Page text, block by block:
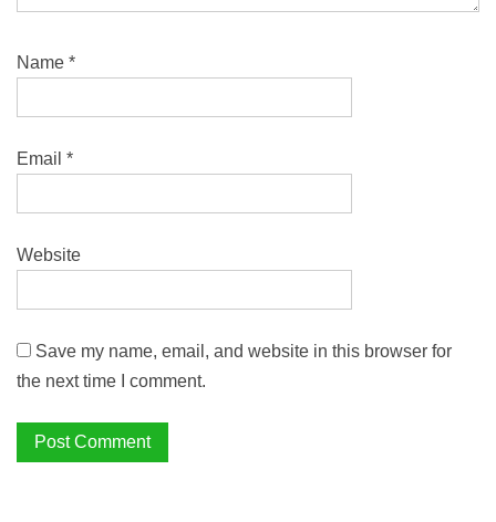
Name *
Email *
Website
Save my name, email, and website in this browser for
the next time I comment.